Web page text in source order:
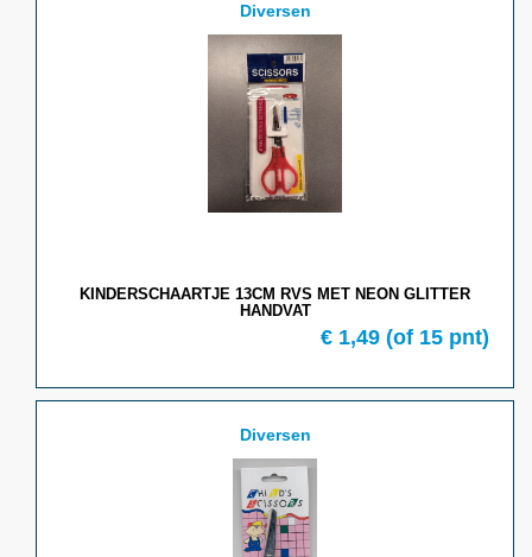
Diversen
KINDERSCHAARTJE 13CM RVS MET NEON GLITTER
HANDVAT
€ 1,49 (of 15 pnt)
Diversen